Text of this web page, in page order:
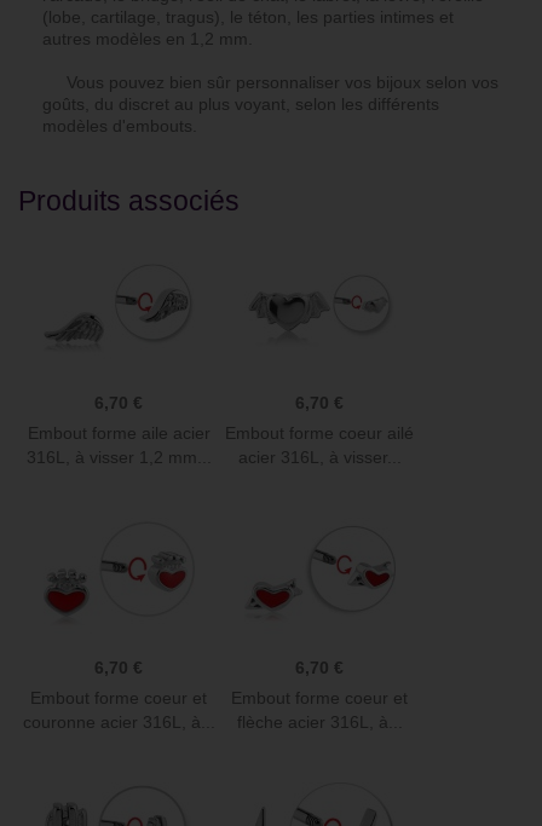
(lobe, cartilage, tragus), le téton, les parties intimes et
autres modèles en 1,2 mm.
Vous pouvez bien sûr personnaliser vos bijoux selon vos
goûts, du discret au plus voyant, selon les différents
modèles d'embouts.
Produits associés
6,70 €
Embout forme aile acier
316L, à visser 1,2 mm...
6,70 €
Embout forme coeur ailé
acier 316L, à visser...
6,70 €
Embout forme coeur et
couronne acier 316L, à...
6,70 €
Embout forme coeur et
flèche acier 316L, à...